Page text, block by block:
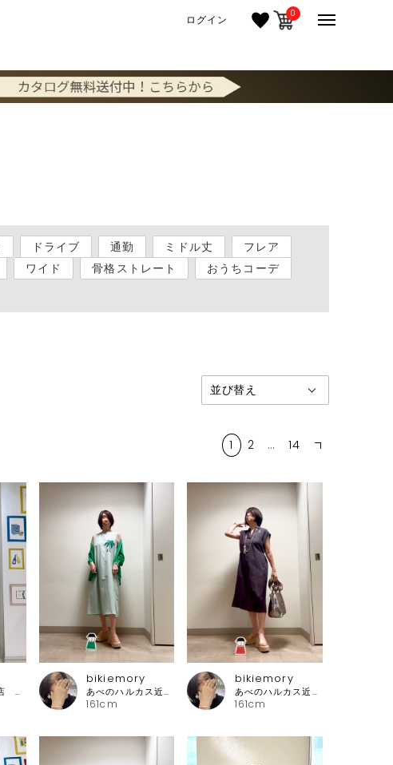
ログイン 0
ドライブ 通勤 ミドル丈
フレア
ワイド 骨格ストレート
おうちコーデ
1 2 … 14
名古屋栄三越店 ピッコーネ
161cm
bikiemory
あべのハルカス近鉄本店 ピッコーネ
161cm
bikiemory
あべのハルカス近鉄本店 ピッコーネ